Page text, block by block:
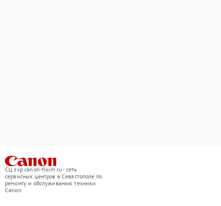
СЦ svp.canon-fixim.ru - сеть
сервисных центров в Севастополе по
ремонту и обслуживанию техники
Canon